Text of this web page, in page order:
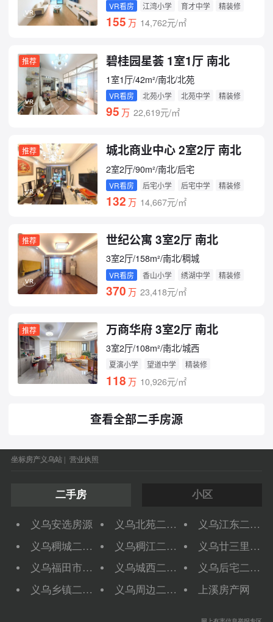
VR看房 江湾小学 育才中学 精装修
155 万 14,762元/㎡
推荐 碧桂园星荟 1室1厅 南北
1室1厅/42m²/南北/北苑
VR看房 北苑小学 北苑中学 精装修
95 万 22,619元/㎡
推荐 城北商业中心 2室2厅 南北
2室2厅/90m²/南北/后宅
VR看房 后宅小学 后宅中学 精装修
132 万 14,667元/㎡
推荐 世纪公寓 3室2厅 南北
3室2厅/158m²/南北/稠城
VR看房 香山小学 绣湖中学 精装修
370 万 23,418元/㎡
推荐 万商华府 3室2厅 南北
3室2厅/108m²/南北/城西
夏演小学 望道中学 精装修
118 万 10,926元/㎡
查看全部二手房源